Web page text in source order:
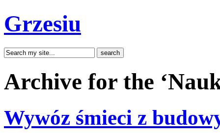
Grzesiu
Archive for the
Wywóz śmieci z